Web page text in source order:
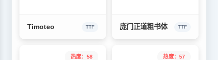
Timoteo TTF 庞门正道粗书体 TTF
热度：58 热度：57